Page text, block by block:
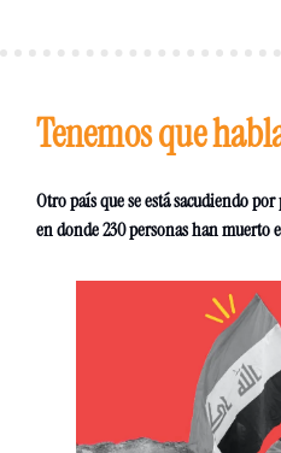
Tenemos que
Otro país que se está sacudiendo
en donde 230 personas han muerto